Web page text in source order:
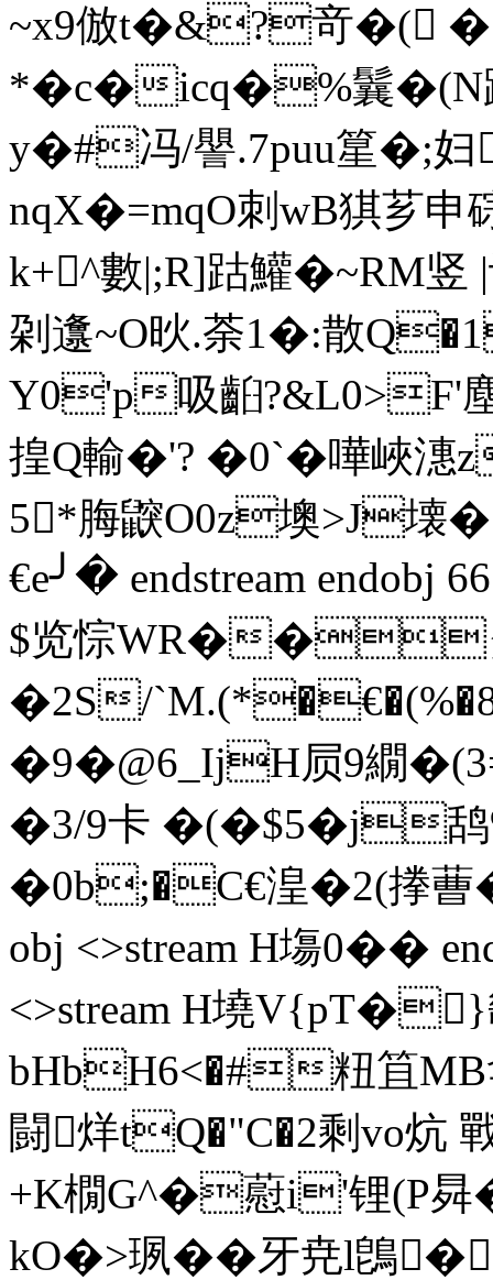
~x9倣t�&?竒�(
*�c�icq�%鬤
y�#冯/譻.7puu篂�;
nqX�=mqO刺wB猉芗
k+^數|;R]跍鱹�~RM
刴邍~O炚.荼1�:散
Y0'p吸齨?&L0>F'
揘Q輸�'? �0`�嘩峽
5*脢鼵O0z墺>J壊�
€e╯� endstream endobj
$览悰WR��ダ~瀬
� 2 S/
�9�@6_IjH屃9繝
�3/9卡 �(�$5�j鸹
�0b;�C€湟�2(搼蓸
obj <>stream H塲0��
<>stream H墝
bHbH6<�#粈笡
闘烊tQ�"C�2剩vo炕
+K橌G^�藯i'锂(P曻
kO�>珟��牙尭l鵖�